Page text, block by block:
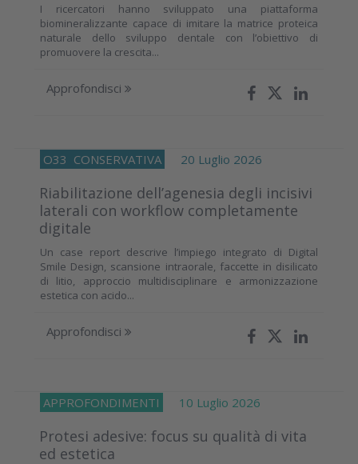
I ricercatori hanno sviluppato una piattaforma
biomineralizzante capace di imitare la matrice proteica
naturale dello sviluppo dentale con l’obiettivo di
promuovere la crescita...
Approfondisci
O33 CONSERVATIVA 20 Luglio 2026
Riabilitazione dell’agenesia degli incisivi
laterali con workflow completamente
digitale
Un case report descrive l’impiego integrato di Digital
Smile Design, scansione intraorale, faccette in disilicato
di litio, approccio multidisciplinare e armonizzazione
estetica con acido...
Approfondisci
APPROFONDIMENTI 10 Luglio 2026
Protesi adesive: focus su qualità di vita
ed estetica